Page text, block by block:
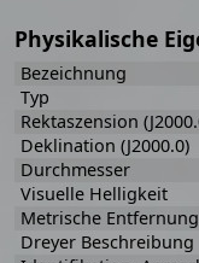
Physikalische
Bezeichnung
Typ
Rektaszension
Deklination (J2000.0)
Durchmesser
Visuelle Helligkeit
Metrische Entfernung
Dreyer Beschreibung